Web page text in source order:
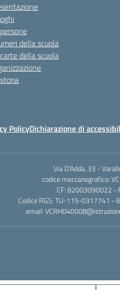
della scuola
della scuola
PolicyDichiarazione di
Via D’Adda, 33 -
codice meccanografico:
CF: 82003090022 -
Codice RGS: TU-115-0317741 -
email: